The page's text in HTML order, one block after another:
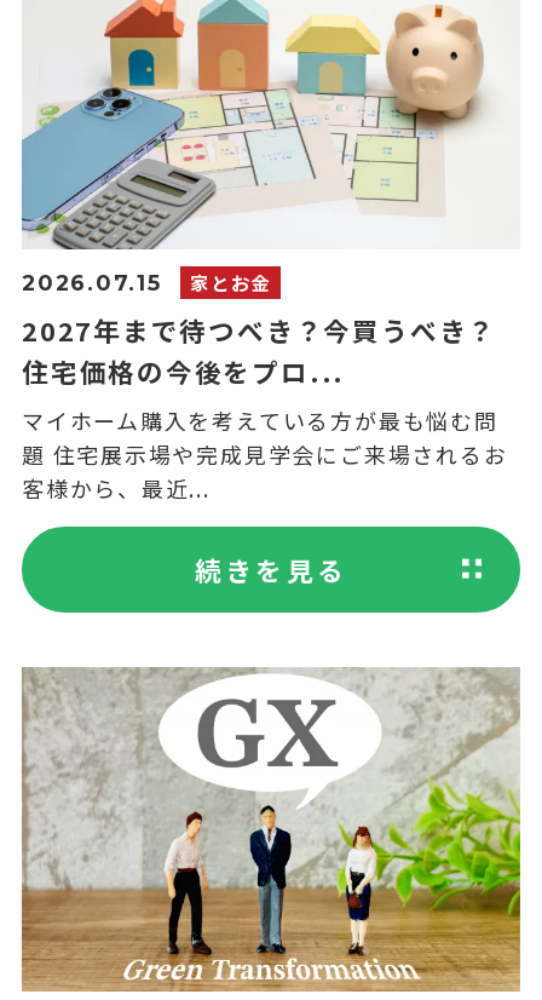
2026.07.15 家とお金
2027年まで待つべき？今買うべき？
住宅価格の今後をプロ...
マイホーム購入を考えている方が最も悩む問
題 住宅展示場や完成見学会にご来場されるお
客様から、最近...
続きを見る